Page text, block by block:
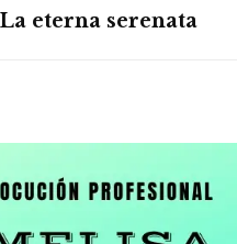
La eterna serenata